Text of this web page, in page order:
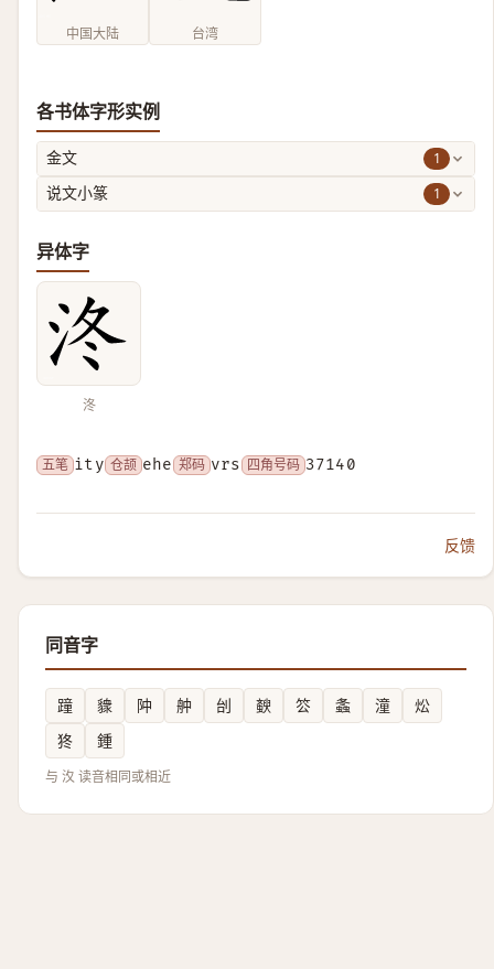
中国大陆 台湾
各书体字形实例
金文 1
说文小篆 1
异体字
泈
五笔 ity 仓颉 ehe 郑码 vrs 四角号码 37140
反馈
同音字
蹱 䝦 䦿 舯 刣 斔 䇗 螽 潼
炂
㹣
鍾
与 汷 读音相同或相近